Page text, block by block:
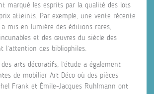
marqué les esprits par la qualité des lots
atteints. Par exemple, une vente récente
mis en lumière des éditions rares,
et des œuvres du siècle des
l’attention des bibliophiles.
arts décoratifs, l’étude a également
de mobilier Art Déco où des pièces
Frank et Émile-Jacques Ruhlmann ont